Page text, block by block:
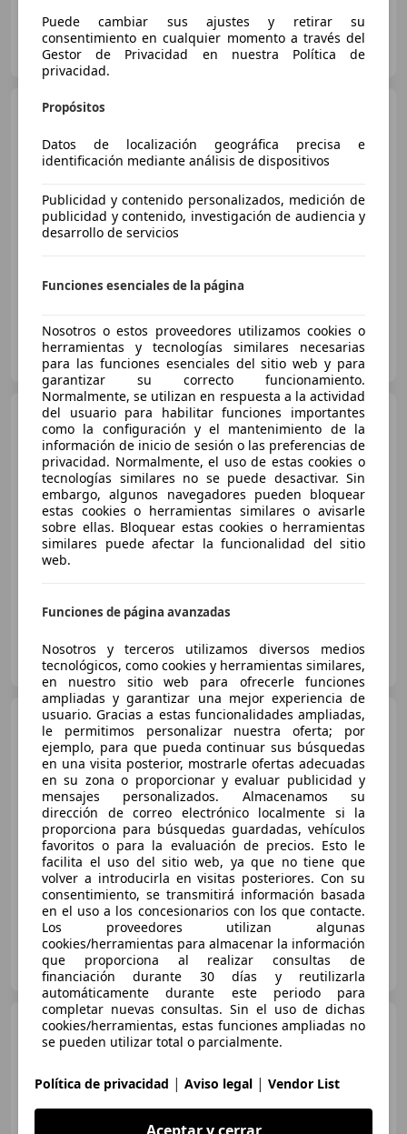
HR MOTOR SANT BOI
ES-08830 Sant Boi de Llobregat
€ 2.100
Sin comparación
Clidrive Group
ES-28006 MADRID
Peugeot 2071.4HDI FAP
Business Line
€ 4.890 1
Sincomparación
03/2012
OCASIONPLUS LA MAQUINISTA II
ES-08020 SANT ANDREU
Peugeot 207SW 1.6HDI FAP
Active
€ 4.100 1
Sincomparación
01/2012 195.983 km Diésel 68 kW (92 CV)
OCASIONPLUS SEVILLA CENTRO II
ES-41007 Sevilla
Peugeot 207Convertible
Puede cambiar sus ajustes y retirar su
consentimiento en cualquier momento a través del
Gestor de Privacidad en nuestra Política de
privacidad.
Propósitos
Datos de localización geográfica precisa e
identificación mediante análisis de dispositivos
Publicidad y contenido personalizados, medición de
publicidad y contenido, investigación de audiencia y
desarrollo de servicios
Funciones esenciales de la página
Nosotros o estos proveedores utilizamos cookies o
herramientas y tecnologías similares necesarias
para las funciones esenciales del sitio web y para
garantizar su correcto funcionamiento.
Normalmente, se utilizan en respuesta a la actividad
del usuario para habilitar funciones importantes
como la configuración y el mantenimiento de la
información de inicio de sesión o las preferencias de
privacidad. Normalmente, el uso de estas cookies o
tecnologías similares no se puede desactivar. Sin
embargo, algunos navegadores pueden bloquear
estas cookies o herramientas similares o avisarle
sobre ellas. Bloquear estas cookies o herramientas
similares puede afectar la funcionalidad del sitio
web.
Funciones de página avanzadas
Nosotros y terceros utilizamos diversos medios
tecnológicos, como cookies y herramientas similares,
en nuestro sitio web para ofrecerle funciones
ampliadas y garantizar una mejor experiencia de
usuario. Gracias a estas funcionalidades ampliadas,
le permitimos personalizar nuestra oferta; por
ejemplo, para que pueda continuar sus búsquedas
en una visita posterior, mostrarle ofertas adecuadas
en su zona o proporcionar y evaluar publicidad y
mensajes personalizados. Almacenamos su
dirección de correo electrónico localmente si la
proporciona para búsquedas guardadas, vehículos
favoritos o para la evaluación de precios. Esto le
facilita el uso del sitio web, ya que no tiene que
volver a introducirla en visitas posteriores. Con su
consentimiento, se transmitirá información basada
en el uso a los concesionarios con los que contacte.
Los proveedores utilizan algunas
cookies/herramientas para almacenar la información
que proporciona al realizar consultas de
financiación durante 30 días y reutilizarla
automáticamente durante este periodo para
completar nuevas consultas. Sin el uso de dichas
cookies/herramientas, estas funciones ampliadas no
se pueden utilizar total o parcialmente.
Política de privacidad | Aviso legal | Vendor List